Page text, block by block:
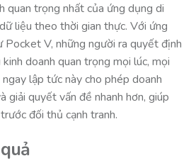
quan trọng nhất của ứng dụng di
liệu theo thời gian thực. Với ứng
Pocket V, những người ra quyết định
doanh quan trọng mọi lúc, mọi
lập tức này cho phép doanh
giải quyết vấn đề nhanh hơn, giúp
đối thủ cạnh tranh.